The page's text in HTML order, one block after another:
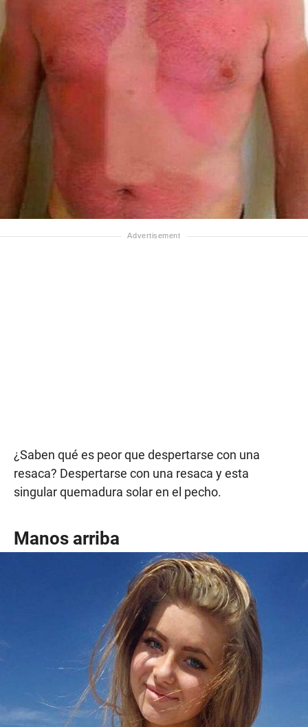
¿Saben qué es peor que despertarse con una
resaca? Despertarse con una resaca y esta
singular quemadura solar en el pecho.
Manos arriba